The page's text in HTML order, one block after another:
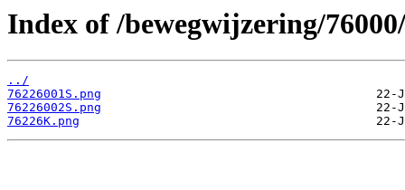
Index of /bewegwijzering/
../
76226001S.png
76226002S.png
76226K.png